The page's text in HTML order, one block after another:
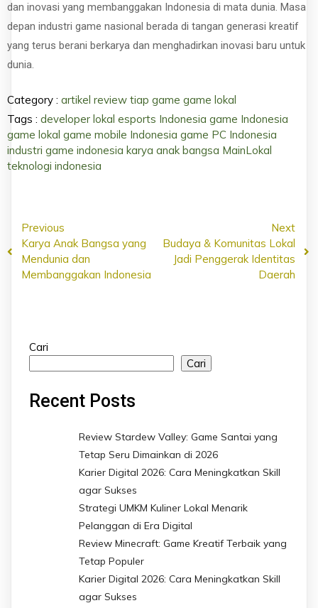
dan inovasi yang membanggakan Indonesia di mata dunia. Masa
depan industri game nasional berada di tangan generasi kreatif
yang terus berani berkarya dan menghadirkan inovasi baru untuk
dunia.
Category : artikel review tiap game game lokal
Tags : developer lokal esports Indonesia game Indonesia
game lokal game mobile Indonesia game PC Indonesia
industri game indonesia karya anak bangsa MainLokal
teknologi indonesia
Previous
Karya Anak Bangsa yang
Mendunia dan
Membanggakan Indonesia
Next
Budaya & Komunitas Lokal
Jadi Penggerak Identitas
Daerah
Cari
Cari
Recent Posts
Review Stardew Valley: Game Santai yang
Tetap Seru Dimainkan di 2026
Karier Digital 2026: Cara Meningkatkan Skill
agar Sukses
Strategi UMKM Kuliner Lokal Menarik
Pelanggan di Era Digital
Review Minecraft: Game Kreatif Terbaik yang
Tetap Populer
Karier Digital 2026: Cara Meningkatkan Skill
agar Sukses